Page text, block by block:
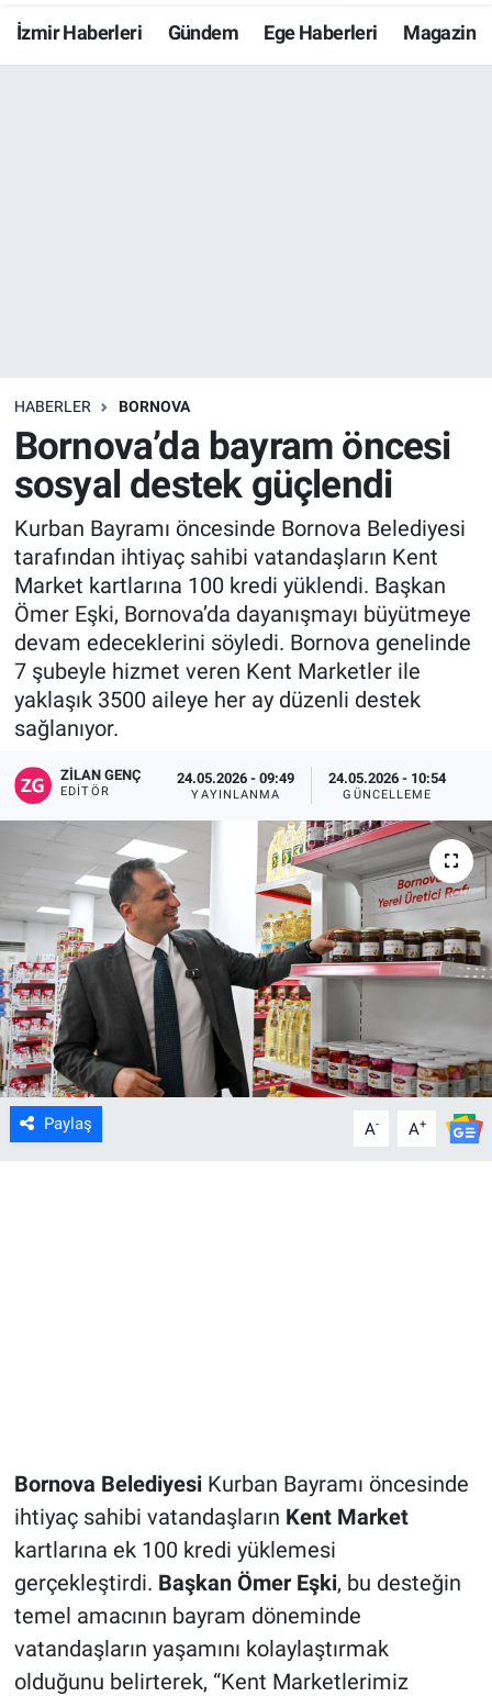
İzmir Haberleri Gündem Ege Haberleri Magazin
HABERLER BORNOVA
Bornova’da bayram öncesi
sosyal destek güçlendi
Kurban Bayramı öncesinde Bornova Belediyesi
tarafından ihtiyaç sahibi vatandaşların Kent
Market kartlarına 100 kredi yüklendi. Başkan
Ömer Eşki, Bornova’da dayanışmayı büyütmeye
devam edeceklerini söyledi. Bornova genelinde
7 şubeyle hizmet veren Kent Marketler ile
yaklaşık 3500 aileye her ay düzenli destek
sağlanıyor.
ZILAN GENÇ
EDITÖR
24.05.2026 - 09:49
YAYINLANMA
24.05.2026 - 10:54
GÜNCELLEME
Paylaş A- A+
Bornova BelediyesiKurban Bayramı öncesinde
ihtiyaç sahibi vatandaşların Kent Market
kartlarına ek 100 kredi yüklemesi
gerçekleştirdi. Başkan Ömer Eşki, bu desteğin
temel amacının bayram döneminde
vatandaşların yaşamını kolaylaştırmak
olduğunu belirterek, “Kent Marketlerimiz
Resmi İlanlar